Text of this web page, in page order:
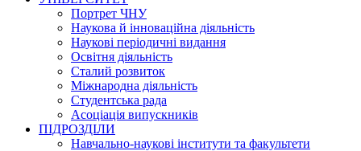
Портрет ЧНУ
Наукова й інноваційна діяльність
Наукові періодичні видання
Освітня діяльність
Сталий розвиток
Міжнародна діяльність
Студентська рада
Асоціація випускників
ПІДРОЗДІЛИ
Навчально-наукові інститути та факультети